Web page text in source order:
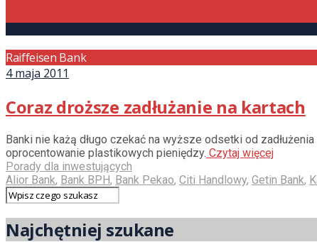
Raiffeisen Bank
4 maja 2011
Coraz droższe zadłużanie na kartach
Banki nie każą długo czekać na wyższe odsetki od
oprocentowanie plastikowych pieniędzy. Czytaj więcej
Porady dla inwestujących
Alior Bank, Bank BPH, Bank Pekao, Citi Handlowy, Getin Bank,
Najchętniej szukane